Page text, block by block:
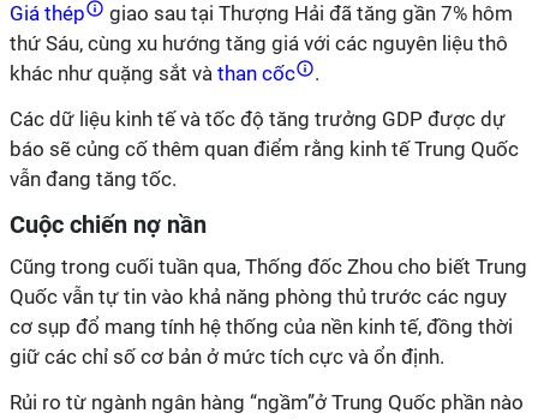
Giá thép
giao sau tại Thượng Hải đã tăng gần 7% hôm
thứ Sáu, cùng xu hướng tăng giá với các nguyên liệu thô
khác như quặng sắt và than cốc
.
Các dữ liệu kinh tế và tốc độ tăng trưởng GDP được dự
báo sẽ củng cố thêm quan điểm rằng kinh tế Trung Quốc
vẫn đang tăng tốc.
Cuộc chiến nợ nần
Cũng trong cuối tuần qua, Thống đốc Zhou cho biết Trung
Quốc vẫn tự tin vào khả năng phòng thủ trước các nguy
cơ sụp đổ mang tính hệ thống của nền kinh tế, đồng thời
giữ các chỉ số cơ bản ở mức tích cực và ổn định.
Rủi ro từ ngành ngân hàng “ngầm”ở Trung Quốc phần nào